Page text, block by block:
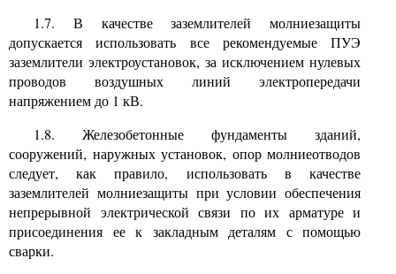
1.7. В качестве заземлителей молниезащиты
допускается использовать все рекомендуемые ПУЭ
заземлители электроустановок, за исключением нулевых
проводов воздушных линий электропередачи
напряжением до 1 кВ.
1.8. Железобетонные фундаменты зданий,
сооружений, наружных установок, опор молниеотводов
следует, как правило, использовать в качестве
заземлителей молниезащиты при условии обеспечения
непрерывной электрической связи по их арматуре и
присоединения ее к закладным деталям с помощью
сварки.